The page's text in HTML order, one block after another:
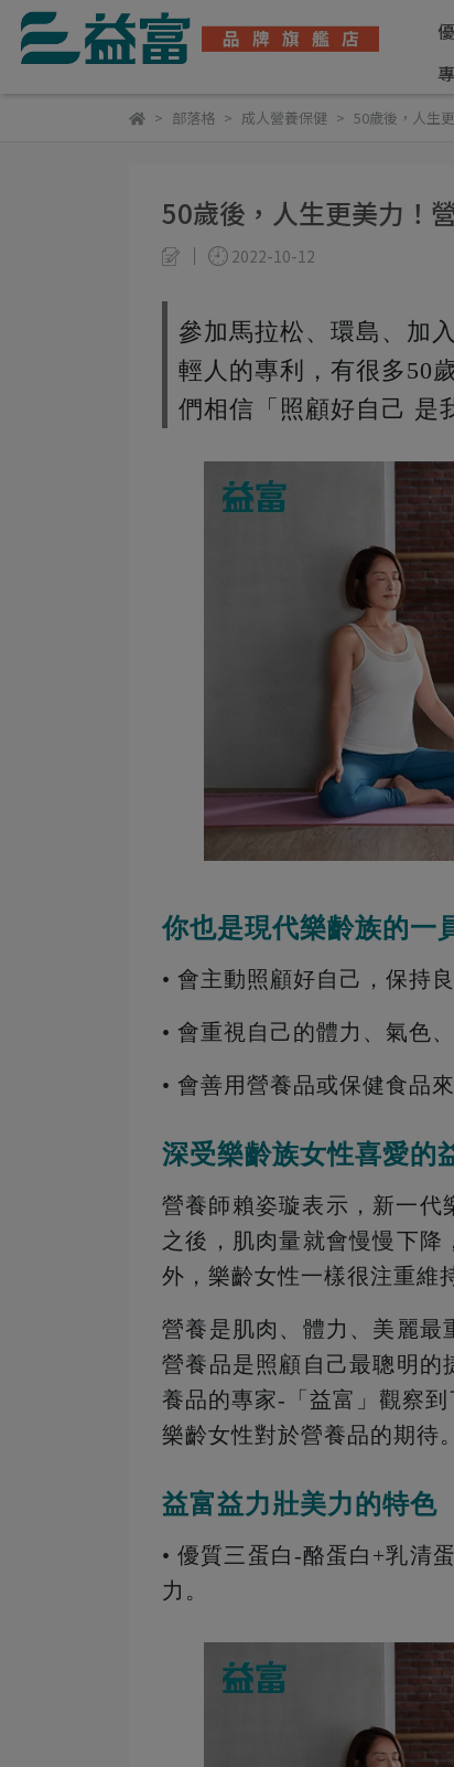
部落格 成人營養保健 50歲後，人生
50歲後，人生更美力！
2022-10-12
參加馬拉松、環島、加
輕人的專利，有很多50
們相信「照顧好自己 是
你也是現代樂齡族的一
• 會主動照顧好自己，保持
• 會重視自己的體力、氣色
• 會善用營養品或保健食品
深受樂齡族女性喜愛的
營養師賴姿璇表示，新一代
之後，肌肉量就會慢慢下
外，樂齡女性一樣很注重維
營養是肌肉、體力、美麗最
營養品是照顧自己最聰明的
養品的專家-「益富」觀察
樂齡女性對於營養品的期待。
益富益力壯美力的特色
• 優質三蛋白-酪蛋白+乳清
力。